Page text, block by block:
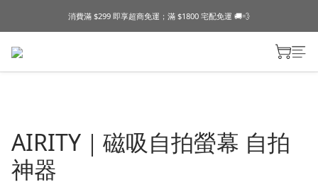
消費滿 $299 即享超商免運；滿 $1800 宅配免運 🚚💨
AIRITY｜磁吸自拍螢幕 自拍
神器